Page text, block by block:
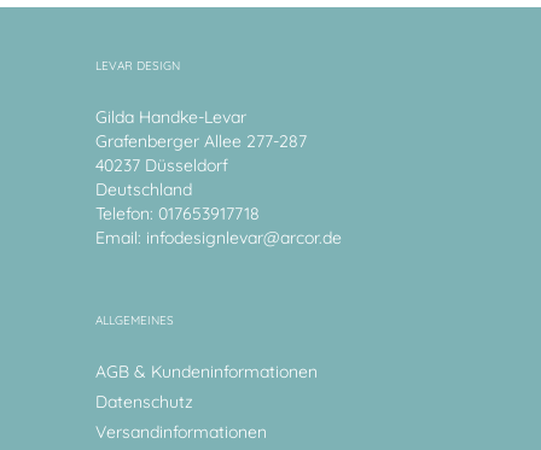
LEVAR DESIGN
Gilda Handke-Levar
Grafenberger Allee 277-287
40237 Düsseldorf
Deutschland
Telefon: 017653917718
Email: infodesignlevar@arcor.de
ALLGEMEINES
AGB & Kundeninformationen
Datenschutz
Versandinformationen